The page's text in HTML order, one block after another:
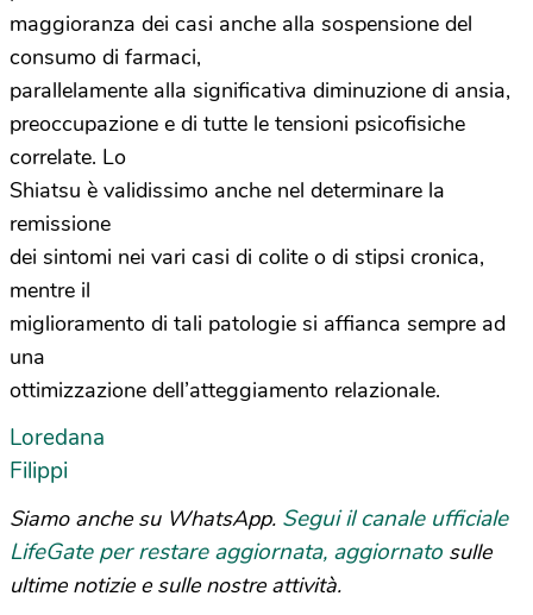
maggioranza dei casi anche alla sospensione del
consumo di farmaci,
parallelamente alla significativa diminuzione di ansia,
preoccupazione e di tutte le tensioni psicofisiche
correlate. Lo
Shiatsu è validissimo anche nel determinare la
remissione
dei sintomi nei vari casi di colite o di stipsi cronica,
mentre il
miglioramento di tali patologie si affianca sempre ad
una
ottimizzazione dell’atteggiamento relazionale.
Loredana
Filippi
Siamo anche su WhatsApp. Segui il canale ufficiale
LifeGate per restare aggiornata, aggiornato sulle
ultime notizie e sulle nostre attività.